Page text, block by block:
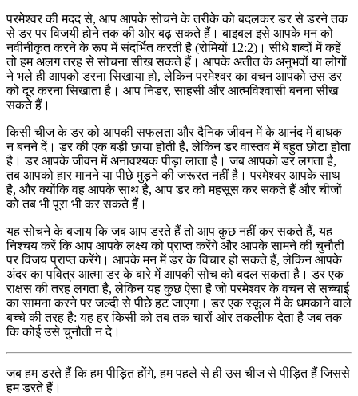
परमेश्वर की मदद से, आप आपके सोचने के तरीके को बदलकर डर से डरने तक
से डर पर विजयी होने तक की ओर बढ़ सकते हैं। बाइबल इसे आपके मन को
नवीनीकृत करने के रूप में संदर्भित करती है (रोमियों 12:2)। सीधे शब्दों में कहें
तो हम अलग तरह से सोचना सीख सकते हैं। आपके अतीत के अनुभवों या लोगों
ने भले ही आपको डरना सिखाया हो, लेकिन परमेश्वर का वचन आपको उस डर
को दूर करना सिखाता है। आप निडर, साहसी और आत्मविश्वासी बनना सीख
सकते हैं।
किसी चीज के डर को आपकी सफलता और दैनिक जीवन में के आनंद में बाधक
न बनने दें। डर की एक बड़ी छाया होती है, लेकिन डर वास्तव में बहुत छोटा होता
है। डर आपके जीवन में अनावश्यक पीड़ा लाता है। जब आपको डर लगता है,
तब आपको हार मानने या पीछे मुड़ने की जरूरत नहीं है। परमेश्वर आपके साथ
है, और क्योंकि वह आपके साथ है, आप डर को महसूस कर सकते हैं और चीजों
को तब भी पूरा भी कर सकते हैं।
यह सोचने के बजाय कि जब आप डरते हैं तो आप कुछ नहीं कर सकते हैं, यह
निश्चय करें कि आप आपके लक्ष्य को प्राप्त करेंगे और आपके सामने की चुनौती
पर विजय प्राप्त करेंगे। आपके मन में डर के विचार हो सकते हैं, लेकिन आपके
अंदर का पवित्र आत्मा डर के बारे में आपकी सोच को बदल सकता है। डर एक
राक्षस की तरह लगता है, लेकिन यह कुछ ऐसा है जो परमेश्वर के वचन से सच्चाई
का सामना करने पर जल्दी से पीछे हट जाएगा। डर एक स्कूल में के धमकाने वाले
बच्चे की तरह है: यह हर किसी को तब तक चारों ओर तकलीफ देता है जब तक
कि कोई उसे चुनौती न दे।
जब हम डरते हैं कि हम पीड़ित होंगे, हम पहले से ही उस चीज से पीड़ित हैं जिससे
हम डरते हैं।